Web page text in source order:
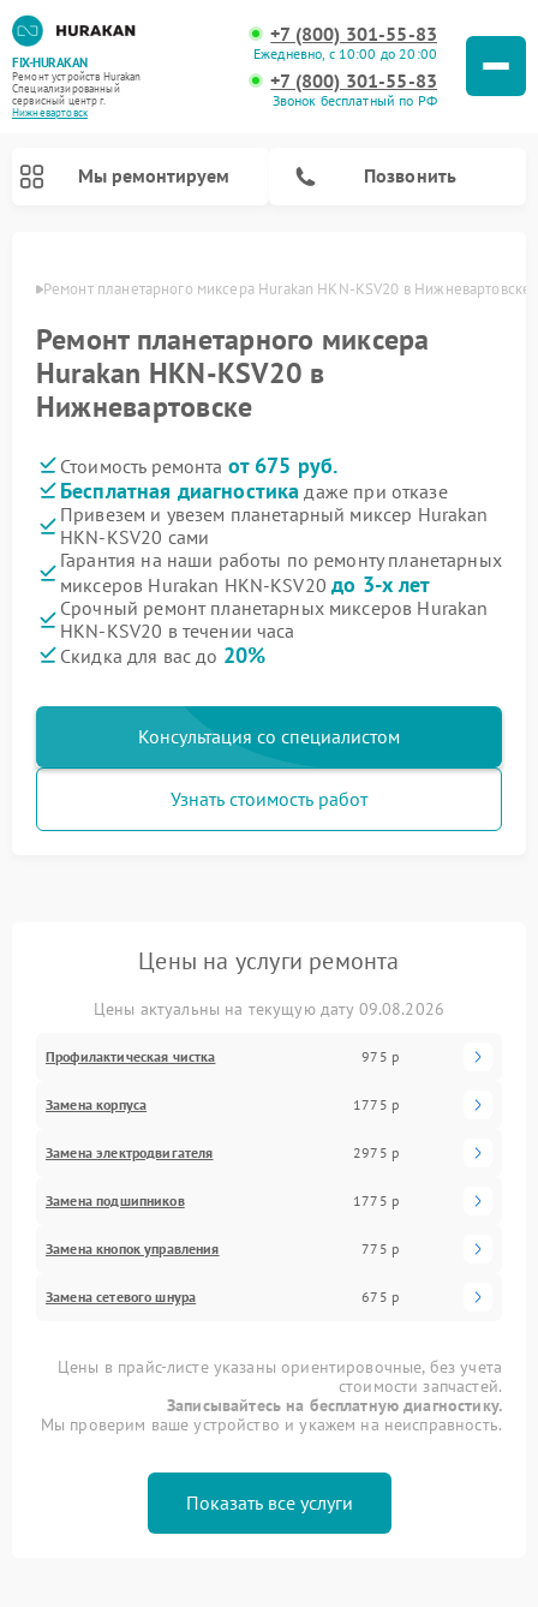
FIX-HURAKAN
Ремонт устройств Hurakan
Специализированный
cервисный центр г.
Нижневартовск
+7 (800) 301-55-83
Ежедневно, с 10:00 до 20:00
+7 (800) 301-55-83
Звонок бесплатный по РФ
Мы ремонтируем Позвонить
Ремонт планетарного миксера Hurakan HKN-KSV20 в Нижневартовске
Ремонт планетарного миксера
Hurakan HKN-KSV20 в
Нижневартовске
Стоимость ремонта от 675 руб.
Бесплатная диагностика даже при отказе
Привезем и увезем планетарный миксер Hurakan
HKN-KSV20 сами
Гарантия на наши работы по ремонту планетарных
миксеров Hurakan HKN-KSV20до 3-х лет
Срочный ремонт планетарных миксеров Hurakan
HKN-KSV20 в течении часа
Скидка для вас до 20%
Консультация со специалистом
Узнать стоимость работ
Цены на услуги ремонта
Цены актуальны на текущую дату 09.08.2026
Профилактическая чистка 975 р
Замена корпуса 1775 р
Замена электродвигателя 2975 р
Замена подшипников 1775 р
Замена кнопок управления 775 р
Замена сетевого шнура 675 р
Цены в прайс-листе указаны ориентировочные, без учета
стоимости запчастей.
Записывайтесь на бесплатную диагностику.
Мы проверим ваше устройство и укажем на неисправность.
Показать все услуги